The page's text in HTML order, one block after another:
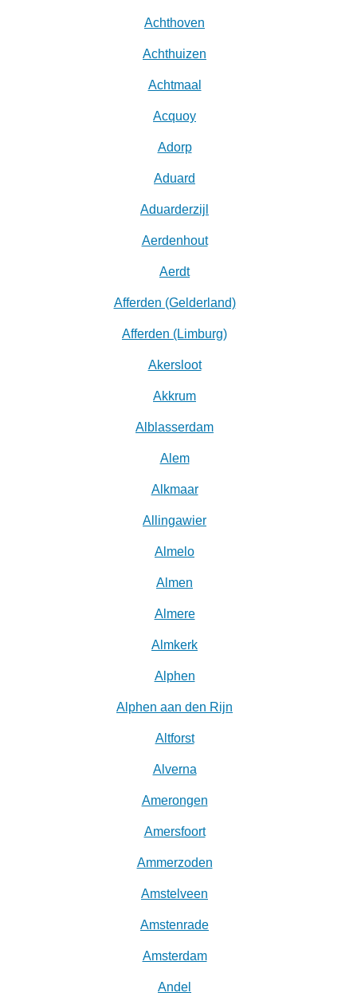
Achthoven
Achthuizen
Achtmaal
Acquoy
Adorp
Aduard
Aduarderzijl
Aerdenhout
Aerdt
Afferden (Gelderland)
Afferden (Limburg)
Akersloot
Akkrum
Alblasserdam
Alem
Alkmaar
Allingawier
Almelo
Almen
Almere
Almkerk
Alphen
Alphen aan den Rijn
Altforst
Alverna
Amerongen
Amersfoort
Ammerzoden
Amstelveen
Amstenrade
Amsterdam
Andel